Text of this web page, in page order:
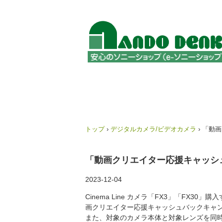
トップ › デジタルカメラ/ビデオカメラ › 「動
「動画クリエイター応援キャッ
2023-12-04
Cinema Line カメラ「FX3」「FX30」購
画クリエイター応援キャッシュバックキャ
また、対象のカメラ本体と対象レンズを